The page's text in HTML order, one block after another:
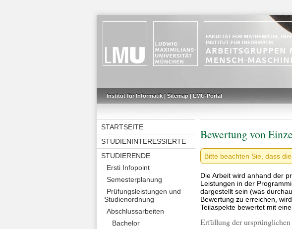
Institut für Informatik| Sitemap| LMU-Portal
STARTSEITE
STUDIENINTERESSIERTE
STUDIERENDE
Ersti Infopoint
Semesterplanung
Prüfungsleistungen und
Studienordnung
Abschlussarbeiten
Bachelor
Bewertung von
Bitte beachten Sie, dass
Die Arbeit wird anhand der
Leistungen in der
dargestellt sein (was
Bewertung zu erreichen,
Teilaspekte bewertet mit
Erfüllung der